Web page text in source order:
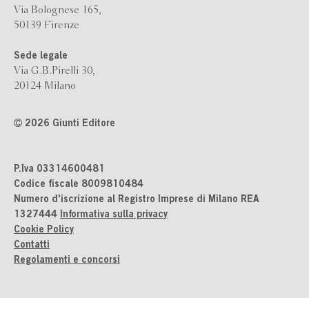
Via Bolognese 165,
50139 Firenze
Sede legale
Via G.B.Pirelli 30,
20124 Milano
2026 Giunti Editore
P.Iva 03314600481
Codice fiscale 8009810484
Numero d'iscrizione al Registro Imprese di Milano REA
1327444 Informativa sulla privacy
Cookie Policy
Contatti
Regolamenti e concorsi